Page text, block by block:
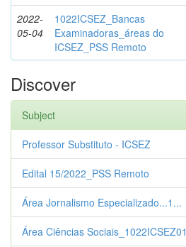
2022-
05-04
1022ICSEZ_Bancas
Examinadoras_áreas do
ICSEZ_PSS Remoto
Discover
Subject
Professor Substituto - ICSEZ
Edital 15/2022_PSS Remoto
Área Jornalismo Especializado...1...
Área Ciências Sociais_1022ICSEZ01